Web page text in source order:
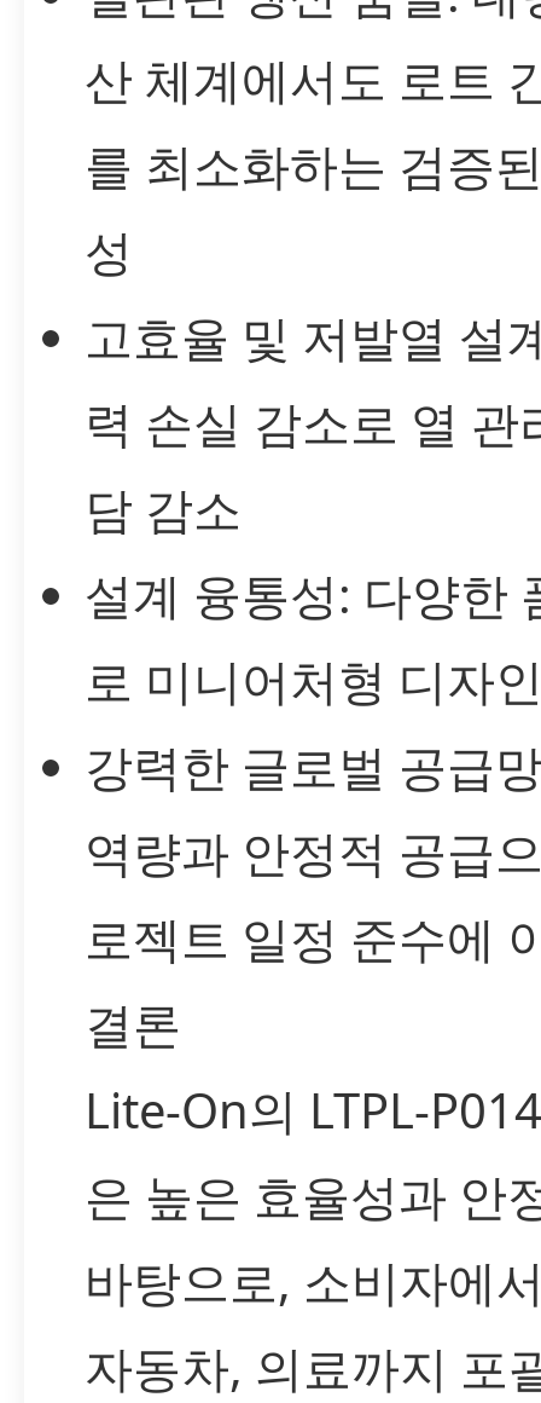
산 체계에서도 로트
를 최소화하는 검증
성
고효율 및 저발열 설
력 손실 감소로 열 관
담 감소
설계 융통성: 다양한
로 미니어처형 디자
강력한 글로벌 공급
역량과 안정적 공급
로젝트 일정 준수에
결론
Lite-On의 LTPL-
은 높은 효율성과 안
바탕으로, 소비자에
자동차, 의료까지 포